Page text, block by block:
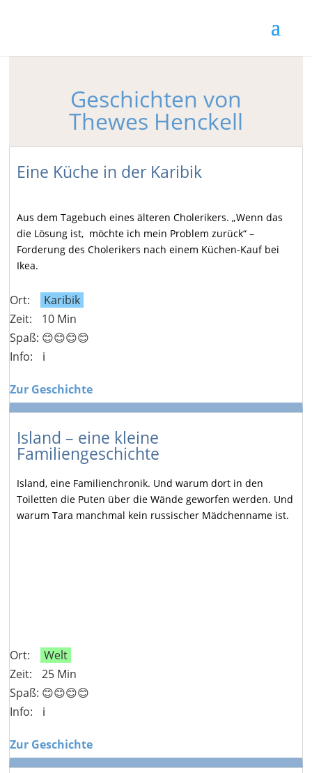
Geschichten von
Thewes Henckell
Eine Küche in der Karibik
Aus dem Tagebuch eines älteren Cholerikers. „Wenn das
die Lösung ist, möchte ich mein Problem zurück“ –
Forderung des Cholerikers nach einem Küchen-Kauf bei
Ikea.
Ort:
Karibik
Zeit:
10 Min
Spaß: 😊😊😊😊
Info:
ℹ️
Zur Geschichte
Island – eine kleine
Familiengeschichte
Island, eine Familienchronik. Und warum dort in den
Toiletten die Puten über die Wände geworfen werden. Und
warum Tara manchmal kein russischer Mädchenname ist.
Ort:
Welt
Zeit:
25 Min
Spaß: 😊😊😊😊
Info:
ℹ️
Zur Geschichte